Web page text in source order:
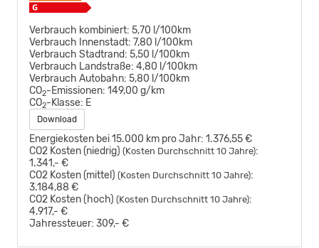
Verbrauch kombiniert: 5,70 l/100km
Verbrauch Innenstadt: 7,80 l/100km
Verbrauch Stadtrand: 5,50 l/100km
Verbrauch Landstraße: 4,80 l/100km
Verbrauch Autobahn: 5,80 l/100km
CO2-Emissionen: 149,00 g/km
CO2-Klasse: E
Download
Energiekosten bei 15.000 km pro Jahr: 1.376,55 €
CO2 Kosten (niedrig) (Kosten Durchschnitt 10 Jahre):
1.341,- €
CO2 Kosten (mittel) (Kosten Durchschnitt 10 Jahre):
3.184,88 €
CO2 Kosten (hoch) (Kosten Durchschnitt 10 Jahre):
4.917,- €
Jahressteuer: 309,- €